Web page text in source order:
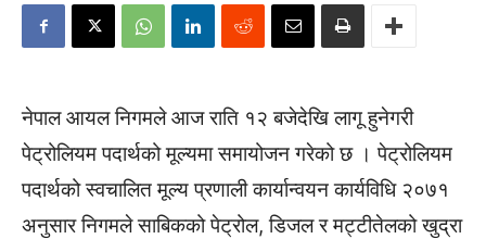
नेपाल आयल निगमले आज राति १२ बजेदेखि लागू हुनेगरी
पेट्रोलियम पदार्थको मूल्यमा समायोजन गरेको छ । पेट्रोलियम
पदार्थको स्वचालित मूल्य प्रणाली कार्यान्वयन कार्यविधि २०७१
अनुसार निगमले साबिकको पेट्रोल, डिजल र मट्टीतेलको खुद्रा